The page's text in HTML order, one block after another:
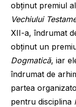
obținut premiul
Vechiului
XII-a, îndrumat
obținut un
Dogmatică, iar
îndrumat de
partea
pentru disciplina